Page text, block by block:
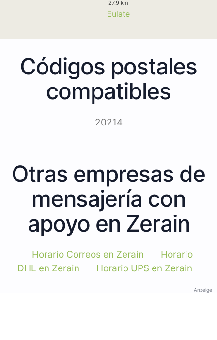
27.9 km
Eulate
Códigos postales
compatibles
20214
Otras empresas de
mensajería con
apoyo en Zerain
Horario Correos en Zerain
Horario
DHL en Zerain
Horario UPS en Zerain
Anzeige